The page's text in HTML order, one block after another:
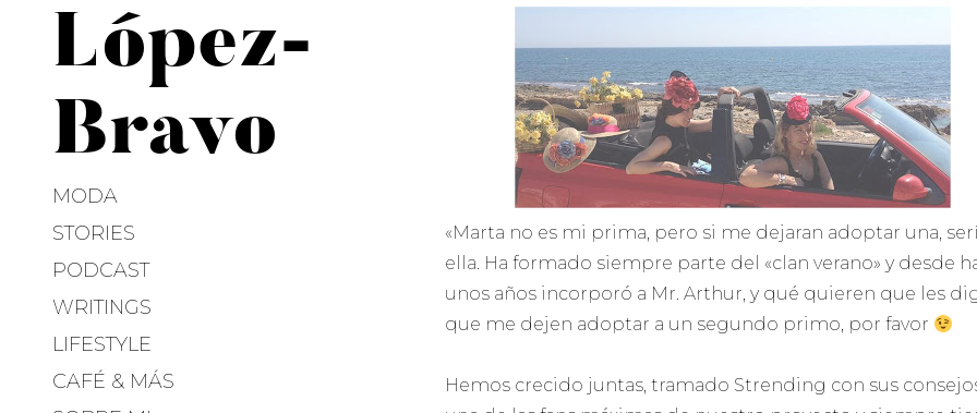
López-
Bravo
MODA
STORIES
PODCAST
WRITINGS
LIFESTYLE
CAFÉ & MÁS
«Marta no es mi prima, pero si me dejaran adoptar una,
ella. Ha formado siempre parte del «clan verano» y desde
unos años incorporó a Mr. Arthur, y qué quieren que les
que me dejen adoptar a un segundo primo, por favor
Hemos crecido juntas, tramado Strending con sus